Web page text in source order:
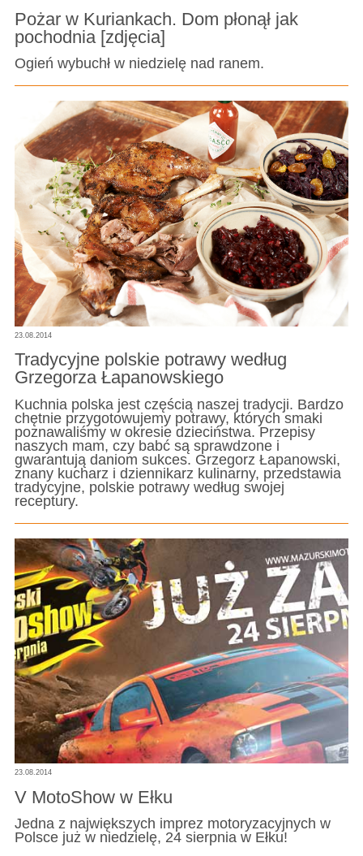
Pożar w Kuriankach. Dom płonął jak
pochodnia [zdjęcia]
Ogień wybuchł w niedzielę nad ranem.
23.08.2014
Tradycyjne polskie potrawy według
Grzegorza Łapanowskiego
Kuchnia polska jest częścią naszej tradycji. Bardzo
chętnie przygotowujemy potrawy, których smaki
poznawaliśmy w okresie dzieciństwa. Przepisy
naszych mam, czy babć są sprawdzone i
gwarantują daniom sukces. Grzegorz Łapanowski,
znany kucharz i dziennikarz kulinarny, przedstawia
tradycyjne, polskie potrawy według swojej
receptury.
23.08.2014
V MotoShow w Ełku
Jedna z największych imprez motoryzacyjnych w
Polsce już w niedzielę, 24 sierpnia w Ełku!